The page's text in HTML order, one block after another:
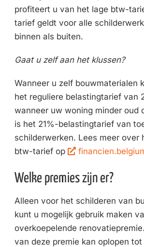
profiteert u van het lage btw-
tarief geldt voor alle
binnen als buiten.
Gaat u zelf aan het klussen?
Wanneer u zelf bouwmaterialen
het reguliere belastingtarief van
wanneer uw woning minder oud
is het 21%-belastingtarief van
schilderwerken. Lees meer over
btw-tarief op
Welke premies zijn er?
Alleen voor het schilderen van
kunt u mogelijk gebruik maken
overkoepelende
van deze premie kan oplopen